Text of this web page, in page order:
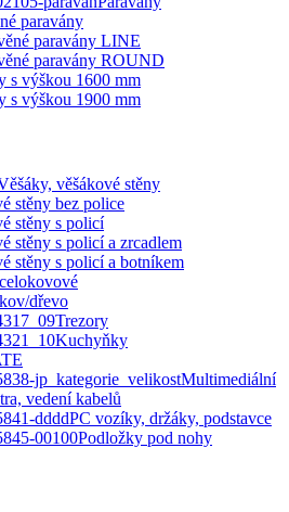
paravány
paravány LINE
paravány ROUND
s výškou 1600 mm
s výškou 1900 mm
věšákové stěny
stěny bez police
stěny s policí
stěny s policí a zrcadlem
stěny s policí a botníkem
dřevo
Trezory
Kuchyňky
Multimediální
vedení kabelů
PC vozíky, držáky, podstavce
Podložky pod nohy